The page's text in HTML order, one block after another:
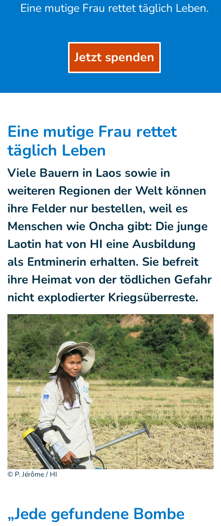
Eine mutige Frau rettet täglich Leben.
Jetzt spenden
Eine mutige Frau rettet
täglich Leben
Viele Bauern in Laos sowie in
weiteren Regionen der Welt können
ihre Felder nur bestellen, weil es
Menschen wie Oncha gibt: Die junge
Laotin hat von HI eine Ausbildung
als Entminerin erhalten. Sie befreit
ihre Heimat von der tödlichen Gefahr
nicht explodierter Kriegsüberreste.
© P. Jérôme / HI
„Jede gefundene Bombe